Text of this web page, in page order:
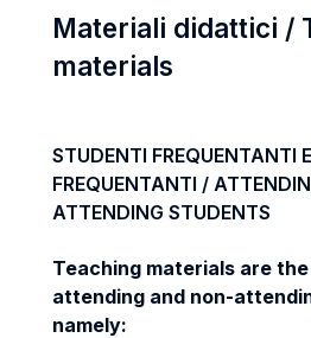
Materiali didattici /
materials
STUDENTI FREQUENTANTI
FREQUENTANTI /
ATTENDING STUDENTS
Teaching materials are
attending and non-
namely: